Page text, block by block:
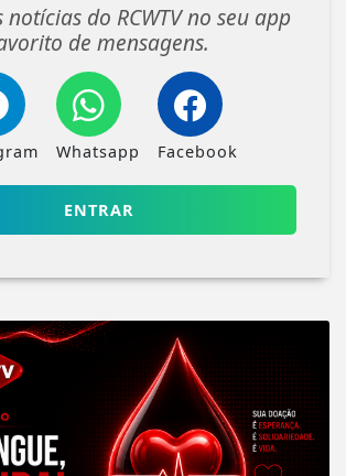
notícias do RCWTV no seu app
de mensagens.
Whatsapp Facebook
ENTRAR